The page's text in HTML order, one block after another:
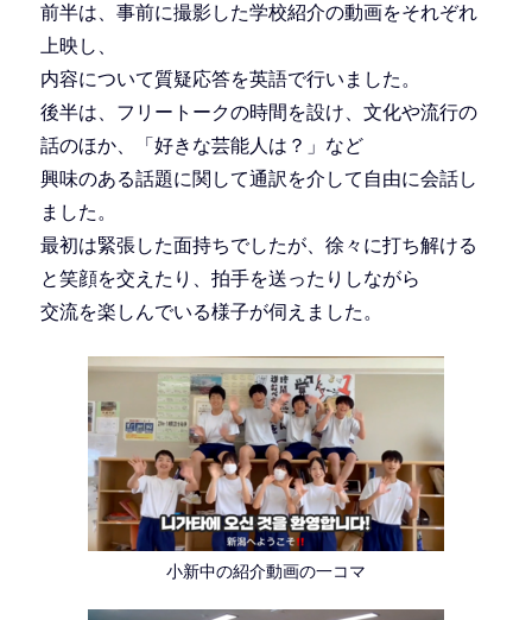
前半は、事前に撮影した学校紹介の動画をそれぞれ
上映し、
内容について質疑応答を英語で行いました。
後半は、フリートークの時間を設け、文化や流行の
話のほか、「好きな芸能人は？」など
興味のある話題に関して通訳を介して自由に会話し
ました。
最初は緊張した面持ちでしたが、徐々に打ち解ける
と笑顔を交えたり、拍手を送ったりしながら
交流を楽しんでいる様子が伺えました。
小新中の紹介動画の一コマ